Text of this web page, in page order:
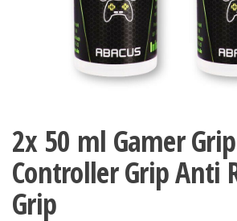
2x 50 ml Gamer
Controller Grip Anti
Grip